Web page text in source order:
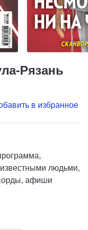
Рязань
в избранное
людьми,
афиши